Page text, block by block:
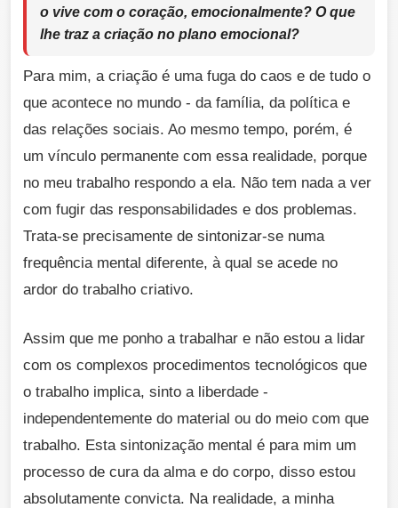
o vive com o coração, emocionalmente? O que
lhe traz a criação no plano emocional?
Para mim, a criação é uma fuga do caos e de tudo o
que acontece no mundo - da família, da política e
das relações sociais. Ao mesmo tempo, porém, é
um vínculo permanente com essa realidade, porque
no meu trabalho respondo a ela. Não tem nada a ver
com fugir das responsabilidades e dos problemas.
Trata-se precisamente de sintonizar-se numa
frequência mental diferente, à qual se acede no
ardor do trabalho criativo.
Assim que me ponho a trabalhar e não estou a lidar
com os complexos procedimentos tecnológicos que
o trabalho implica, sinto a liberdade -
independentemente do material ou do meio com que
trabalho. Esta sintonização mental é para mim um
processo de cura da alma e do corpo, disso estou
absolutamente convicta. Na realidade, a minha